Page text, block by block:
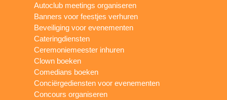
Autoclub meetings organiseren
Banners voor feestjes verhuren
Beveiliging voor evenementen
Cateringdiensten
Ceremoniemeester inhuren
Clown boeken
Comedians boeken
Conciërgediensten voor evenementen
Concours organiseren